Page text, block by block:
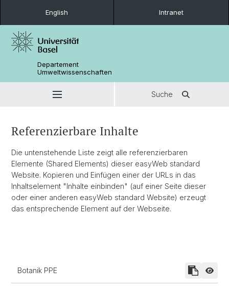
English Intranet
Departement
Umweltwissenschaften
Suche
Referenzierbare Inhalte
Die untenstehende Liste zeigt alle referenzierbaren
Elemente (Shared Elements) dieser easyWeb standard
Website. Kopieren und Einfügen einer der URLs in das
Inhaltselement "Inhalte einbinden" (auf einer Seite dieser
oder einer anderen easyWeb standard Website) erzeugt
das entsprechende Element auf der Webseite.
Botanik PPE